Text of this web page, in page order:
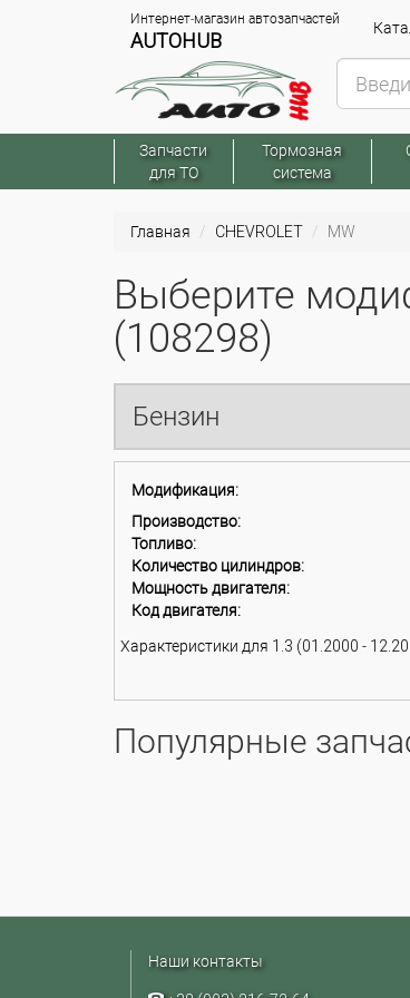
Интернет-магазин автозапчастей
AUTOHUB
Запчасти
для ТО
Тормозная
система
Главная CHEVROLET MW
Выберите
(108298)
Бензин
Модификация:
Производство:
Топливо:
Количество цилиндров:
Мощность двигателя:
Код двигателя:
Характеристики для 1.3 (01.2000 -
Популярные
Наши контакты